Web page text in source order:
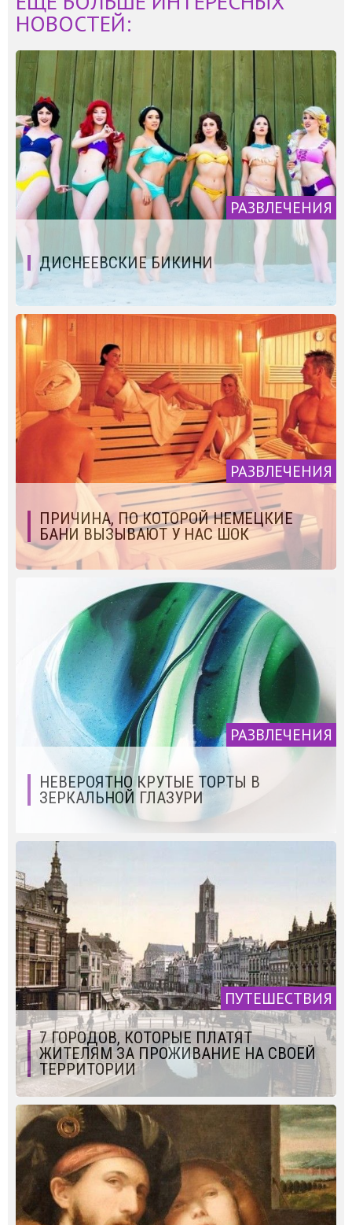
НОВОСТЕЙ:
РАЗВЛЕЧЕНИЯ
ДИСНЕЕВСКИЕ БИКИНИ
РАЗВЛЕЧЕНИЯ
ПРИЧИНА, ПО КОТОРОЙ НЕМЕЦКИЕ
БАНИ ВЫЗЫВАЮТ У НАС ШОК
РАЗВЛЕЧЕНИЯ
НЕВЕРОЯТНО КРУТЫЕ ТОРТЫ В
ЗЕРКАЛЬНОЙ ГЛАЗУРИ
ПУТЕШЕСТВИЯ
7 ГОРОДОВ, КОТОРЫЕ ПЛАТЯТ
ЖИТЕЛЯМ ЗА ПРОЖИВАНИЕ НА СВОЕЙ
ТЕРРИТОРИИ